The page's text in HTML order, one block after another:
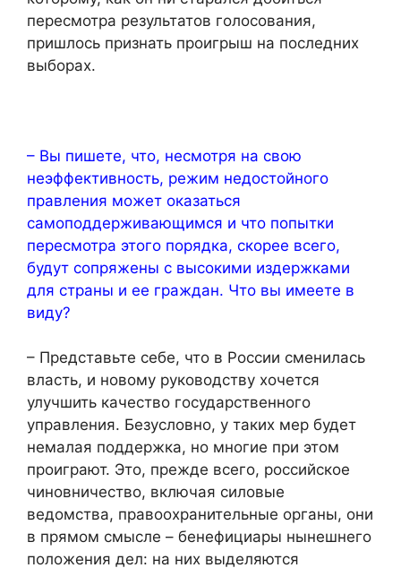
пересмотра результатов голосования,
пришлось признать проигрыш на последних
выборах.
– Вы пишете, что, несмотря на свою
неэффективность, режим недостойного
правления может оказаться
самоподдерживающимся и что попытки
пересмотра этого порядка, скорее всего,
будут сопряжены с высокими издержками
для страны и ее граждан. Что вы имеете в
виду?
– Представьте себе, что в России сменилась
власть, и новому руководству хочется
улучшить качество государственного
управления. Безусловно, у таких мер будет
немалая поддержка, но многие при этом
проиграют. Это, прежде всего, российское
чиновничество, включая силовые
ведомства, правоохранительные органы, они
в прямом смысле – бенефициары нынешнего
положения дел: на них выделяются